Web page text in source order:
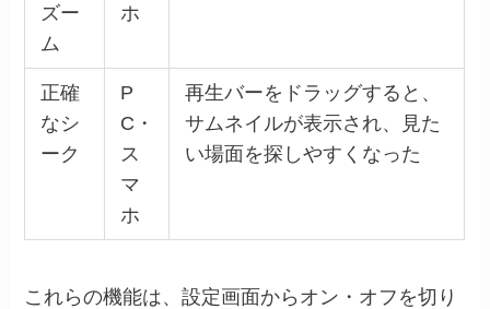
ズー
ム
ホ
正確
なシ
ーク
P
C・
ス
マ
ホ
再生バーをドラッグすると、
サムネイルが表示され、見た
い場面を探しやすくなった
これらの機能は、設定画面からオン・オフを切り